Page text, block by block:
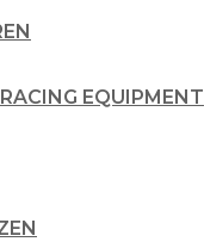
EQUIPMENT